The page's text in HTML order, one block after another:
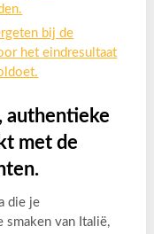
bij de
het eindresultaat
authentieke
met de
die je
smaken van Italië,